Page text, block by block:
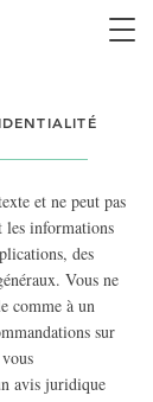
et ne peut pas
les informations
des
Vous ne
comme à un
sur
avis juridique